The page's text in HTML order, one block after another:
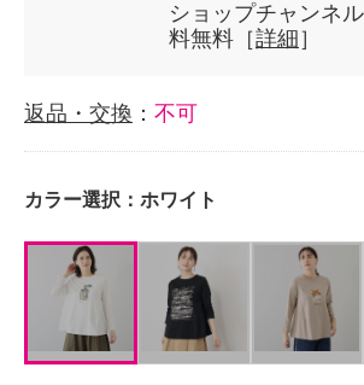
ショップチャンネ
料無料［詳細 ］
返品・交換 ： 不可
カラー選択： ホワイト